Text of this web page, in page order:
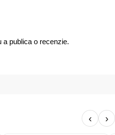
a publica o recenzie.
‹ ›